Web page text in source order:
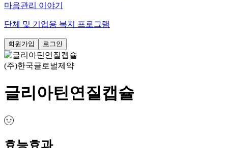
마음관리 이야기
단체 및 기업용 복지 프로그램
회원가입 로그인
(주)한국글로벌제약
글리아틴연질캡슐
효능효과